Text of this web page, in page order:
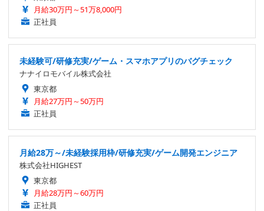
月給30万円～51万8,000円
正社員
未経験可/研修充実/ゲーム・スマホアプリのバグチェック
ナナイロモバイル株式会社
東京都
月給27万円～50万円
正社員
月給28万～/未経験採用枠/研修充実/ゲーム開発エンジニア
株式会社HIGHEST
東京都
月給28万円～60万円
正社員